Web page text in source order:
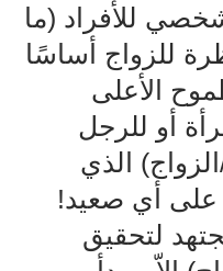
للأفراد (ما
للزواج أساسًا
الأعلى
أو للرجل
الذي
على أي صعيد!
لتحقيق